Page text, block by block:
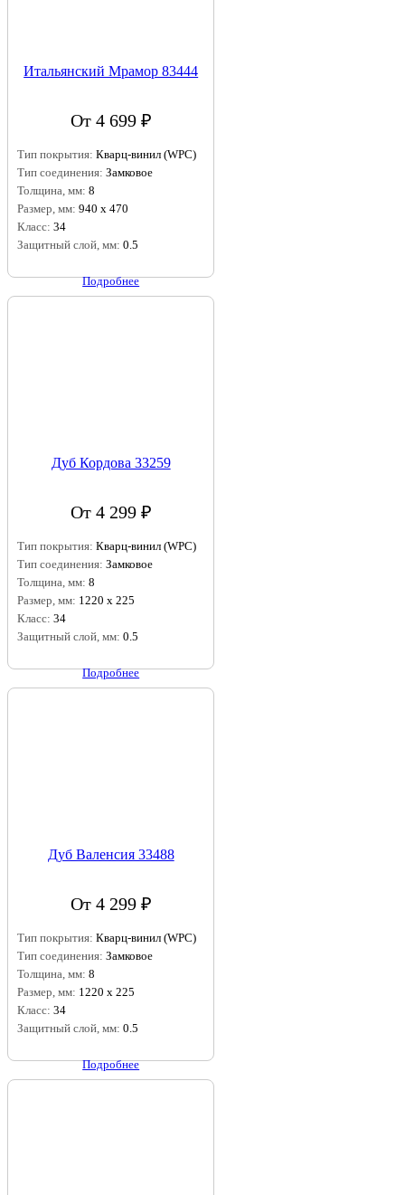
Итальянский Мрамор 83444
От 4 699 ₽
Тип покрытия: Кварц-винил (WPC)
Тип соединения: Замковое
Толщина, мм: 8
Размер, мм: 940 х 470
Класс: 34
Защитный слой, мм: 0.5
Подробнее
Дуб Кордова 33259
От 4 299 ₽
Тип покрытия: Кварц-винил (WPC)
Тип соединения: Замковое
Толщина, мм: 8
Размер, мм: 1220 х 225
Класс: 34
Защитный слой, мм: 0.5
Подробнее
Дуб Валенсия 33488
От 4 299 ₽
Тип покрытия: Кварц-винил (WPC)
Тип соединения: Замковое
Толщина, мм: 8
Размер, мм: 1220 х 225
Класс: 34
Защитный слой, мм: 0.5
Подробнее